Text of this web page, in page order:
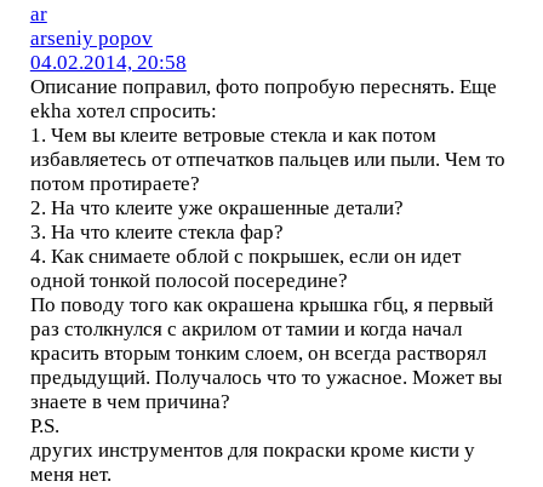
ar
arseniy popov
04.02.2014, 20:58
Описание поправил, фото попробую переснять. Еще
ekha хотел спросить:
1. Чем вы клеите ветровые стекла и как потом
избавляетесь от отпечатков пальцев или пыли. Чем то
потом протираете?
2. На что клеите уже окрашенные детали?
3. На что клеите стекла фар?
4. Как снимаете облой с покрышек, если он идет
одной тонкой полосой посередине?
По поводу того как окрашена крышка гбц, я первый
раз столкнулся с акрилом от тамии и когда начал
красить вторым тонким слоем, он всегда растворял
предыдущий. Получалось что то ужасное. Может вы
знаете в чем причина?
P.S.
других инструментов для покраски кроме кисти у
меня нет.